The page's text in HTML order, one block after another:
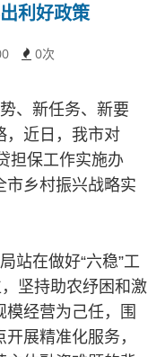
利好政策
0次
、新任务、新要
，近日，我市对
担保工作实施办
市乡村振兴战略实
站在做好“六稳”工
坚持助农纾困和激
经营为己任，围
展精准化服务，